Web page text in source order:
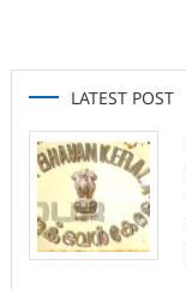
LATEST POST